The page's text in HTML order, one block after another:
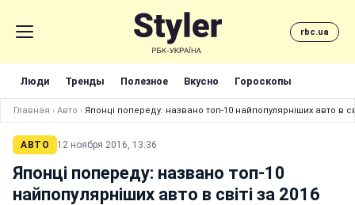
rbc.ua
Люди Тренды Полезное Вкусно Гороскопы
Главная › Авто › Японці попереду: названо топ-10 найпопулярніших авто в
АВТО 12 ноября 2016, 13:36
Японці попереду: названо топ-10
найпопулярніших авто в світі за 2016